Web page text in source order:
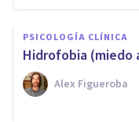
PSICOLOGÍA CLÍNICA
Hidrofobia (miedo
Alex Figueroba